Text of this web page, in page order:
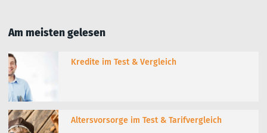
Am meisten gelesen
Kredite im Test & Vergleich
Altersvorsorge im Test & Tarifvergleich